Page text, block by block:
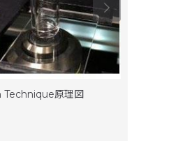
原理図